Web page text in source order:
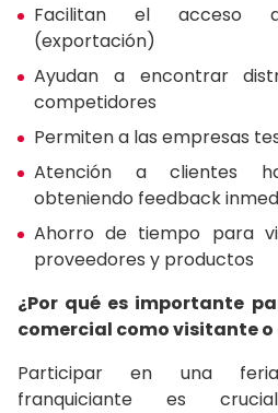
Facilitan el acceso
(exportación)
Ayudan a encontrar
competidores
Permiten a las empresas
Atención a clientes
obteniendo feedback
Ahorro de tiempo para
proveedores y productos
¿Por qué es importante
comercial como visitante o
Participar en una
franquiciante es